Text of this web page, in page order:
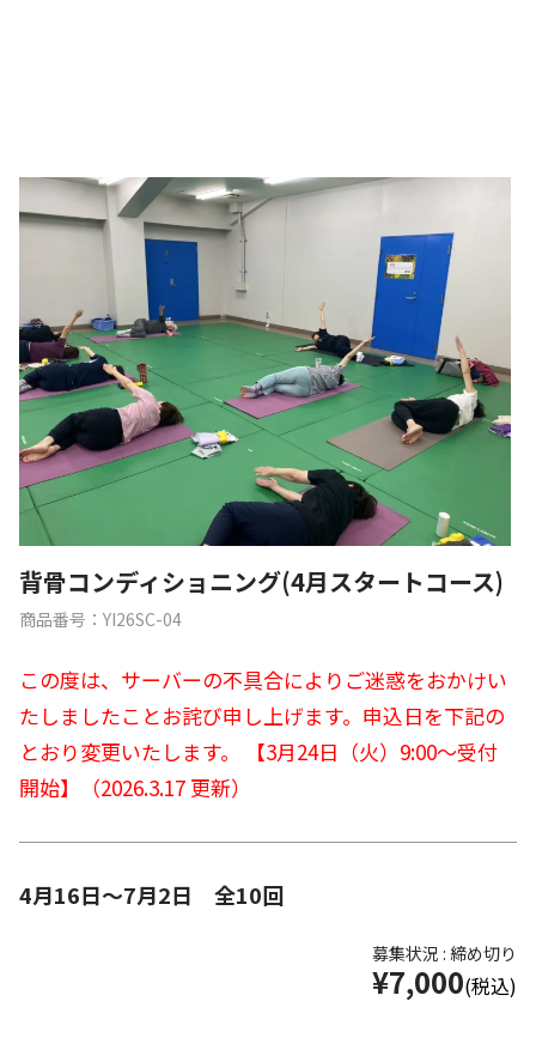
背骨コンディショニング(4月スタートコース)
商品番号：YI26SC-04
この度は、サーバーの不具合によりご迷惑をおかけい
たしましたことお詫び申し上げます。申込日を下記の
とおり変更いたします。
【3月24日（火）9:00～受付
開始】（2026.3.17 更新）
4月16日～7月2日 全10回
募集状況 : 締め切り
¥7,000(税込)